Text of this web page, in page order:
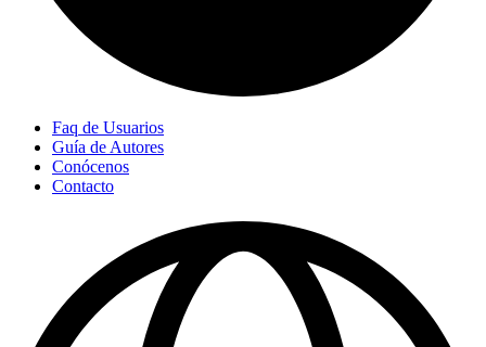
Faq de Usuarios
Guía de Autores
Conócenos
Contacto